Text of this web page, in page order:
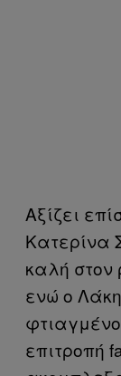
Αξίζει
Κατερίνα
καλή στον
ενώ ο
επιτροπή